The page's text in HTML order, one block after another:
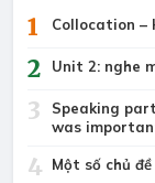
1 Collocation –
2 Unit 2: nghe
3
Speaking
was
4 Một số chủ